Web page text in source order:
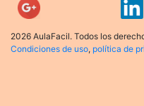
2026 AulaFacil. Todos los
Condiciones de uso, política de